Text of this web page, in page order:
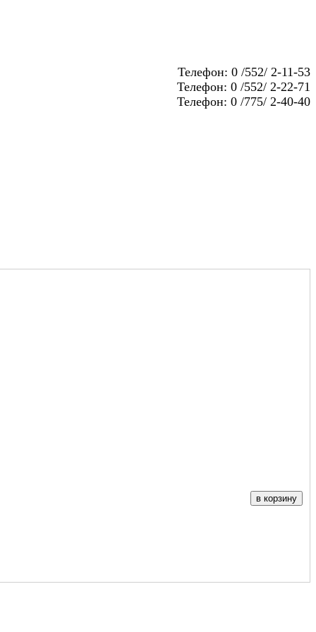
Телефон: 0 /552/ 2-11-53
Телефон: 0 /552/ 2-22-71
Телефон: 0 /775/ 2-40-40